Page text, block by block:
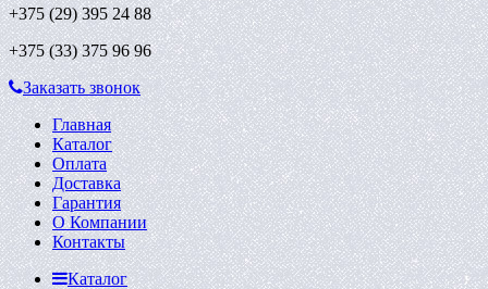
+375 (29)395 24 88
+375 (33)375 96 96
Заказать звонок
Главная
Каталог
Оплата
Доставка
Гарантия
О Компании
Контакты
Каталог